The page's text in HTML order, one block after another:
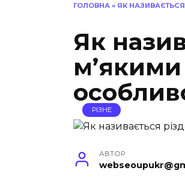
ГОЛОВНА » ЯК
Як
РІЗНЕ
АВТОР